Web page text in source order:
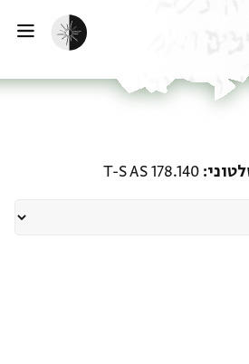
הפעלת מצב כהה
T-S AS 178.140